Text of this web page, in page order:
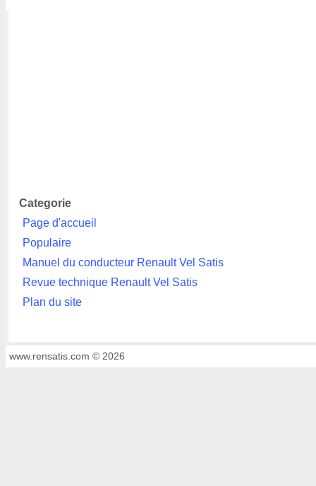
Categorie
Page d'accueil
Populaire
Manuel du conducteur Renault Vel Satis
Revue technique Renault Vel Satis
Plan du site
www.rensatis.com © 2026